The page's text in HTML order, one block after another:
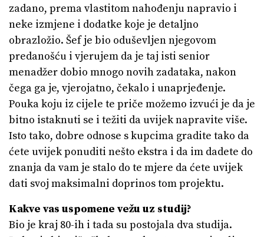
zadano, prema vlastitom nahođenju napravio i
neke izmjene i dodatke koje je detaljno
obrazložio. Šef je bio oduševljen njegovom
predanošću i vjerujem da je taj isti senior
menadžer dobio mnogo novih zadataka, nakon
čega ga je, vjerojatno, čekalo i unaprjeđenje.
Pouka koju iz cijele te priče možemo izvući je da je
bitno istaknuti se i težiti da uvijek napravite više.
Isto tako, dobre odnose s kupcima gradite tako da
ćete uvijek ponuditi nešto ekstra i da im dadete do
znanja da vam je stalo do te mjere da ćete uvijek
dati svoj maksimalni doprinos tom projektu.
Kakve vas uspomene vežu uz studij?
Bio je kraj 80-ih i tada su postojala dva studija.